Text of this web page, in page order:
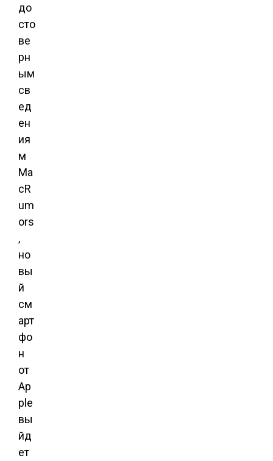
до
сто
ве
рн
ым
св
ед
ен
ия
м
Ma
cR
um
ors
,
но
вы
й
см
арт
фо
н
от
Ap
ple
вы
йд
ет